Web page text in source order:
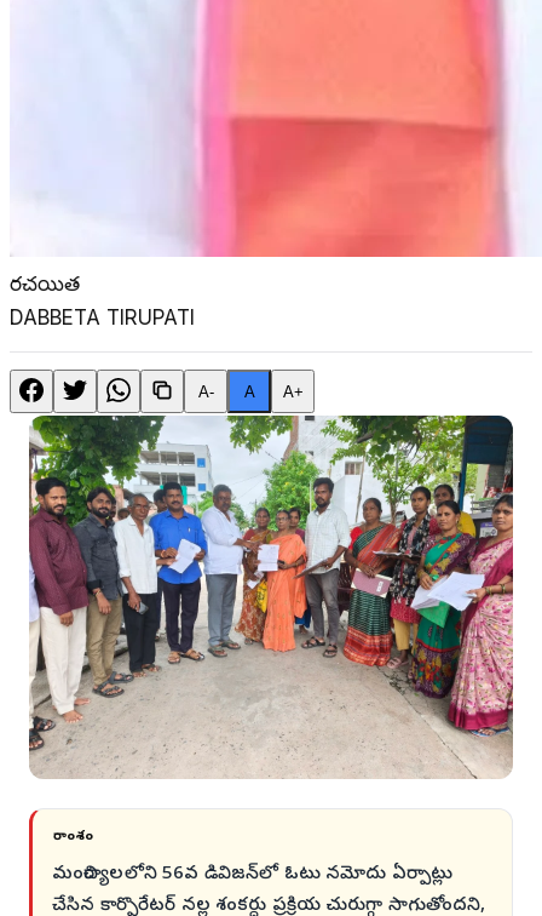
రచయిత
DABBETA TIRUPATI
A- A A+
సారాంశం
మంచిర్యాలలోని 56వ డివిజన్‌లో ఓటు నమోదు ఏర్పాట్లు
చేసిన కార్పొరేటర్ నల్ల శంకర్దు ప్రక్రియ చురుగ్గా సాగుతోందని,